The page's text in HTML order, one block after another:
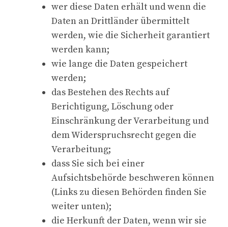
wer diese Daten erhält und wenn die
Daten an Drittländer übermittelt
werden, wie die Sicherheit garantiert
werden kann;
wie lange die Daten gespeichert
werden;
das Bestehen des Rechts auf
Berichtigung, Löschung oder
Einschränkung der Verarbeitung und
dem Widerspruchsrecht gegen die
Verarbeitung;
dass Sie sich bei einer
Aufsichtsbehörde beschweren können
(Links zu diesen Behörden finden Sie
weiter unten);
die Herkunft der Daten, wenn wir sie